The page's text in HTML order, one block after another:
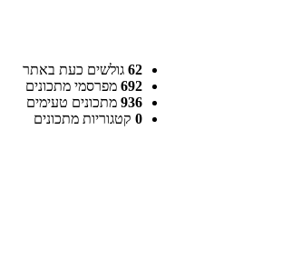
62 גולשים כעת באתר
692 מפרסמי מתכונים
936 מתכונים טעימים
0 קטגוריות מתכונים